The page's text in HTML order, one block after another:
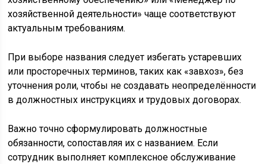
хозяйственной деятельности» чаще соответствуют
актуальным требованиям.
При выборе названия следует избегать устаревших
или просторечных терминов, таких как «завхоз», без
уточнения роли, чтобы не создавать неопределённости
в должностных инструкциях и трудовых договорах.
Важно точно сформулировать должностные
обязанности, сопоставляя их с названием. Если
сотрудник выполняет комплексное обслуживание